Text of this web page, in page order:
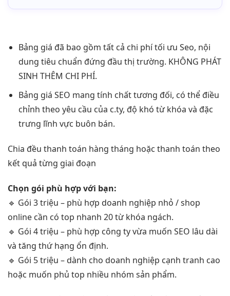
Bảng giá đã bao gồm tất cả chi phí tối ưu Seo, nội
dung tiêu chuẩn đứng đầu thị trường. KHÔNG PHÁT
SINH THÊM CHI PHÍ.
Bảng giá SEO mang tính chất tương đối, có thể điều
chỉnh theo yêu cầu của c.ty, độ khó từ khóa và đặc
trưng lĩnh vực buôn bán.
Chia đều thanh toán hàng tháng hoặc thanh toán theo
kết quả từng giai đoạn
Chọn gói phù hợp với bạn:
🔹 Gói 3 triệu – phù hợp doanh nghiệp nhỏ / shop
online cần có top nhanh 20 từ khóa ngách.
🔹 Gói 4 triệu – phù hợp công ty vừa muốn SEO lâu dài
và tăng thứ hạng ổn định.
🔹 Gói 5 triệu – dành cho doanh nghiệp cạnh tranh cao
hoặc muốn phủ top nhiều nhóm sản phẩm.